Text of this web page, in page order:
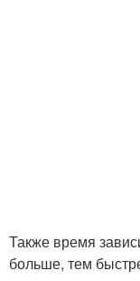
Также время
больше, тем